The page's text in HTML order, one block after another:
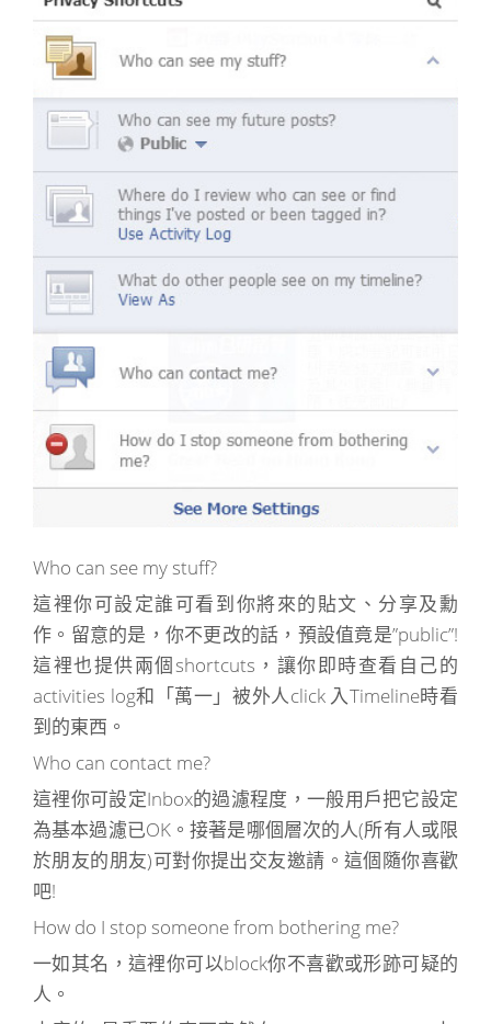
Who can see my stuff?
這裡你可設定誰可看到你將來的貼文、分享及勳
作。留意的是，你不更改的話，預設值竟是”public”!
這裡也提供兩個shortcuts，讓你即時查看自己的
activities log和「萬一」被外人click 入Timeline時看
到的東西。
Who can contact me?
這裡你可設定Inbox的過濾程度，一般用戶把它設定
為基本過濾已OK。接著是哪個層次的人(所有人或限
於朋友的朋友)可對你提出交友邀請。這個隨你喜歡
吧!
How do I stop someone from bothering me?
一如其名，這裡你可以block你不喜歡或形跡可疑的
人。